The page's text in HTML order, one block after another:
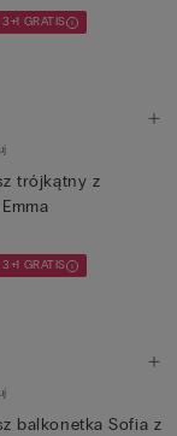
GRATIS
trójkątny z
GRATIS
balkonetka Sofia z